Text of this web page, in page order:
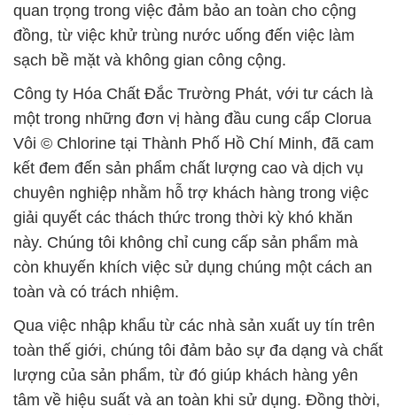
quan trọng trong việc đảm bảo an toàn cho cộng
đồng, từ việc khử trùng nước uống đến việc làm
sạch bề mặt và không gian công cộng.
Công ty Hóa Chất Đắc Trường Phát, với tư cách là
một trong những đơn vị hàng đầu cung cấp Clorua
Vôi © Chlorine tại Thành Phố Hồ Chí Minh, đã cam
kết đem đến sản phẩm chất lượng cao và dịch vụ
chuyên nghiệp nhằm hỗ trợ khách hàng trong việc
giải quyết các thách thức trong thời kỳ khó khăn
này. Chúng tôi không chỉ cung cấp sản phẩm mà
còn khuyến khích việc sử dụng chúng một cách an
toàn và có trách nhiệm.
Qua việc nhập khẩu từ các nhà sản xuất uy tín trên
toàn thế giới, chúng tôi đảm bảo sự đa dạng và chất
lượng của sản phẩm, từ đó giúp khách hàng yên
tâm về hiệu suất và an toàn khi sử dụng. Đồng thời,